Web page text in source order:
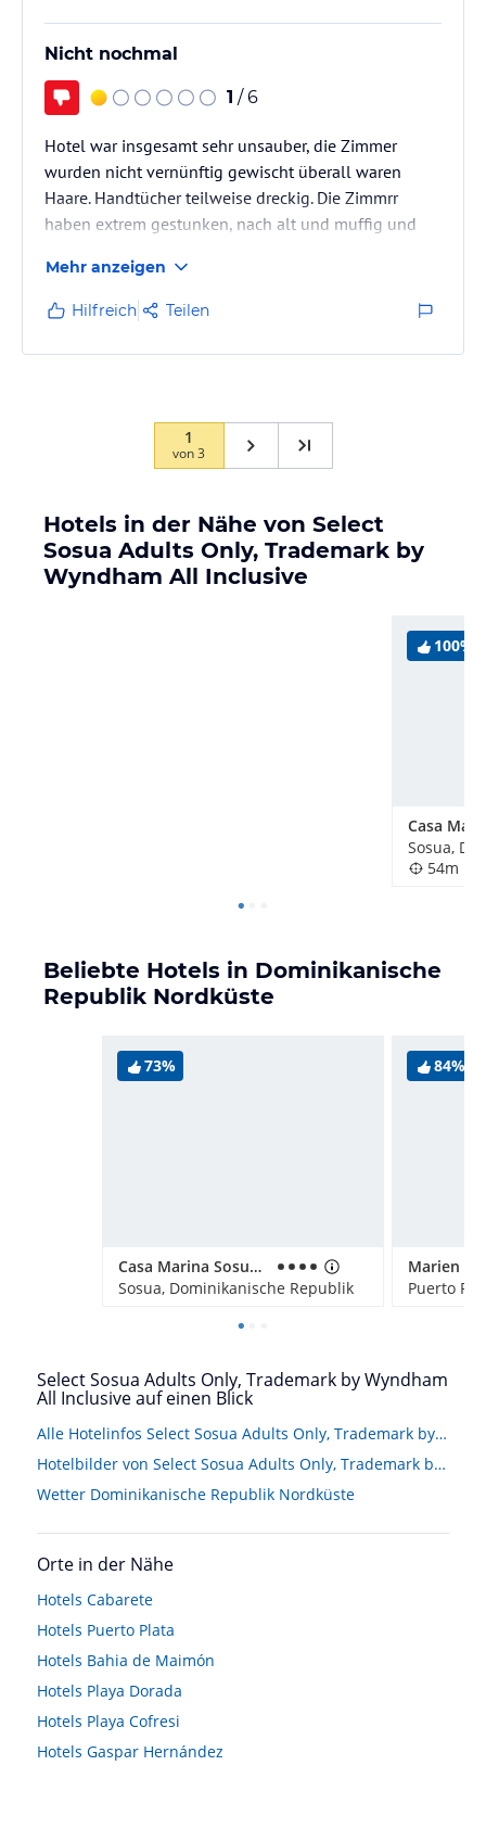
Nicht nochmal
1 / 6
Hotel war insgesamt sehr unsauber, die Zimmer
wurden nicht vernünftig gewischt überall waren
Haare. Handtücher teilweise dreckig. Die Zimmrr
haben extrem gestunken, nach alt und muffig und
Badezimmer hatte Schimmel, die Dusche
funktionierte schlecht und das Wasser kam
tröpfchenweise und kalt. Der Poolboden wurde nie
gereinigt und die Pools waren kälter als das Meer.
Mehr anzeigen
Hilfreich Teilen
1
von3
Hotels in der Nähe von Select
Sosua Adults Only, Trademark by
Wyndham All Inclusive
100%
Sosua,
54m
Beliebte Hotels in Dominikanische
Republik Nordküste
73%
Casa Marina Sosua, Trademark by Wyndham All Inclusive
Sosua, Dominikanische Republik
84%
Marien
Select Sosua Adults Only, Trademark by Wyndham
All Inclusive auf einen Blick
Alle Hotelinfos Select Sosua Adults Only, Trademark by Wyndham All Inclusive
Hotelbilder von Select Sosua Adults Only, Trademark by Wyndham All Inclusive
Wetter Dominikanische Republik Nordküste
Orte in der Nähe
Hotels Cabarete
Hotels Puerto Plata
Hotels Bahia de Maimón
Hotels Playa Dorada
Hotels Playa Cofresi
Hotels Gaspar Hernández